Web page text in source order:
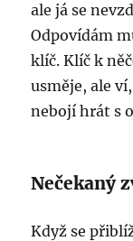
ale já se
Odpovídám
klíč. Klíč k
usměje, ale
nebojí hrát s
Nečekaný
Když se